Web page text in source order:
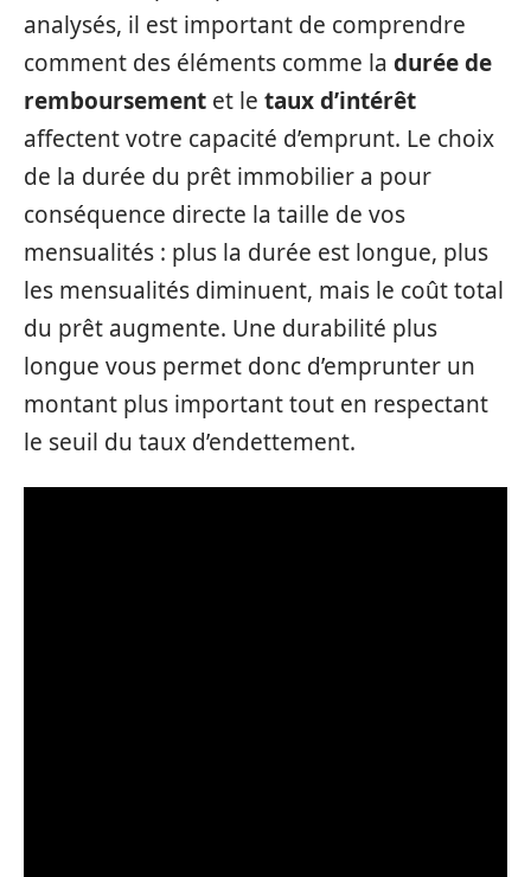
analysés, il est important de comprendre
comment des éléments comme la durée de
remboursement et le taux d’intérêt
affectent votre capacité d’emprunt. Le choix
de la durée du prêt immobilier a pour
conséquence directe la taille de vos
mensualités : plus la durée est longue, plus
les mensualités diminuent, mais le coût total
du prêt augmente. Une durabilité plus
longue vous permet donc d’emprunter un
montant plus important tout en respectant
le seuil du taux d’endettement.